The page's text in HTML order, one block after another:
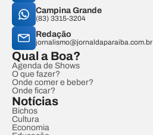
Campina Grande
(83) 3315-3204
Redação
jornalismo@jornaldaparaiba.com.br
Qual a Boa?
Agenda de Shows
O que fazer?
Onde comer e beber?
Onde ficar?
Notícias
Bichos
Cultura
Economia